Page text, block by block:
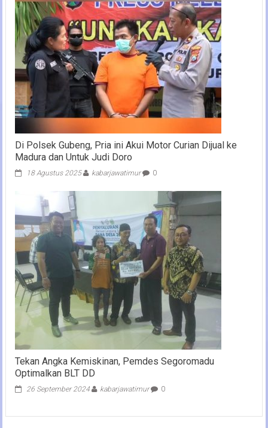
Di Polsek Gubeng, Pria ini Akui Motor Curian Dijual ke
Madura dan Untuk Judi Doro
18 Agustus 2025 kabarjawatimur 0
Tekan Angka Kemiskinan, Pemdes Segoromadu
Optimalkan BLT DD
26 September 2024 kabarjawatimur 0